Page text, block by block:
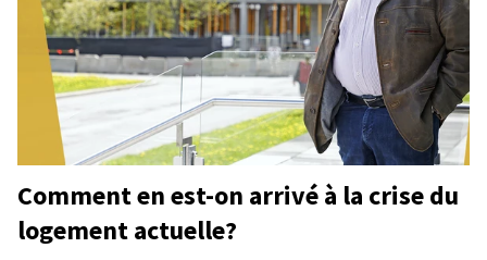
Comment en est-on arrivé à la crise du
logement actuelle?